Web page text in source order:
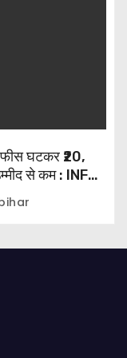
घटकर ₹20,
से कम : INFO